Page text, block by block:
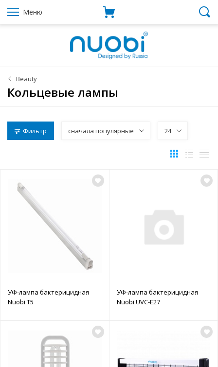
Меню
Beauty
Кольцевые лампы
Фильтр сначала популярные 24
УФ-лампа бактерицидная
Nuobi T5
УФ-лампа бактерицидная
Nuobi UVC-E27